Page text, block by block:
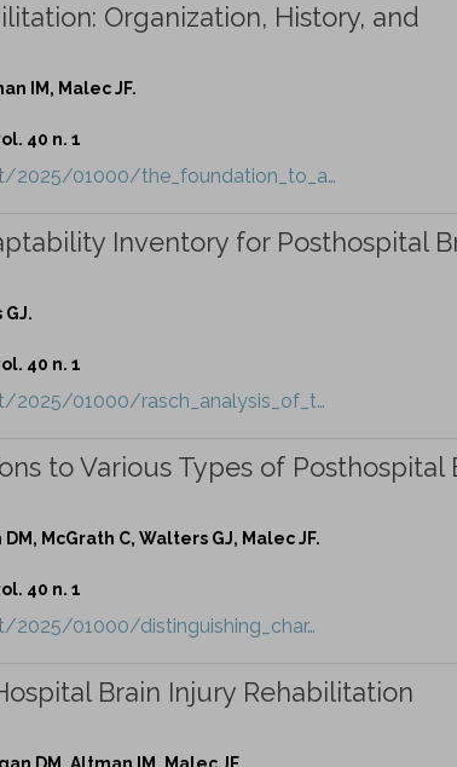
Organization, History, and
IM, Malec JF.
40 n. 1
01000/the_foundation_to_a…
Inventory for Posthospital
40 n. 1
01000/rasch_analysis_of_t…
to Various Types of Posthospital
McGrath C, Walters GJ, Malec JF.
40 n. 1
01000/distinguishing_char…
Brain Injury Rehabilitation
DM, Altman IM, Malec JF.